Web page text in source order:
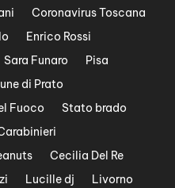
Coronavirus Toscana
Enrico Rossi
Sara Funaro
Pisa
di Prato
Fuoco
Stato brado
Cecilia Del Re
Lucille dj
Livorno